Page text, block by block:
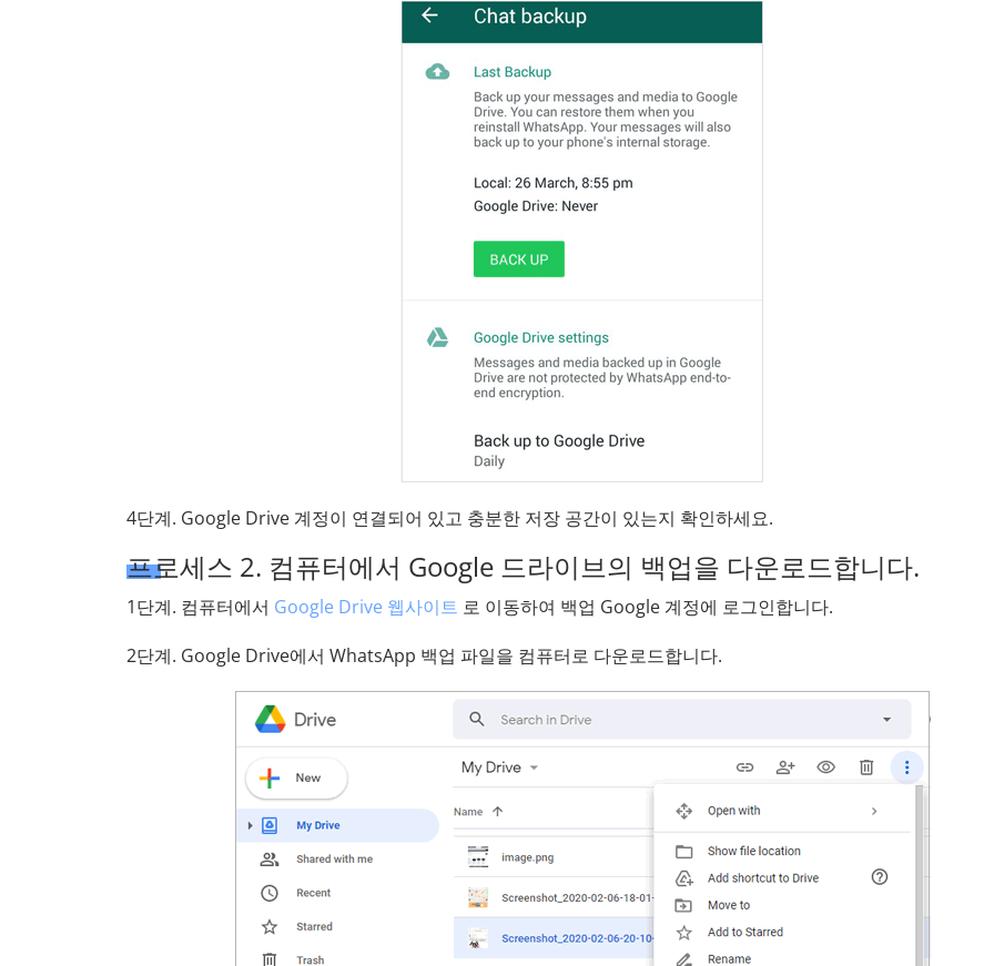
4단계. Google Drive 계정이 연결되어 있고 충분한 저장 공간이 있는지 확인하세요.
프로세스 2. 컴퓨터에서 Google 드라이브의 백업을 다운로드합니다.
1단계. 컴퓨터에서 Google Drive 웹사이트 로 이동하여 백업 Google 계정에 로그인합니다.
2단계. Google Drive에서 WhatsApp 백업 파일을 컴퓨터로 다운로드합니다.